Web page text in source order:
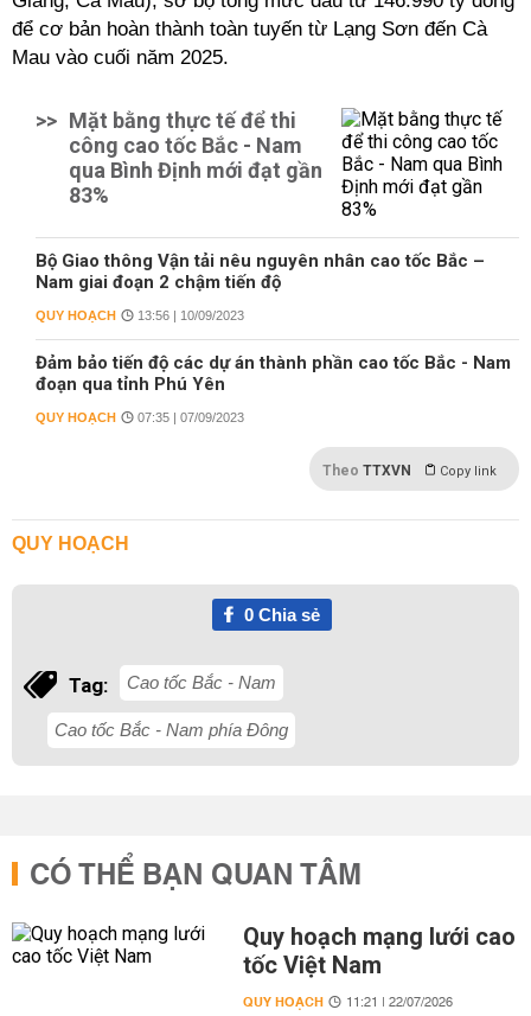
để cơ bản hoàn thành toàn tuyến từ Lạng Sơn đến Cà
Mau vào cuối năm 2025.
>> Mặt bằng thực tế để thi
công cao tốc Bắc - Nam
qua Bình Định mới đạt gần
83%
Bộ Giao thông Vận tải nêu nguyên nhân cao tốc Bắc –
Nam giai đoạn 2 chậm tiến độ
QUY HOẠCH 13:56 | 10/09/2023
Đảm bảo tiến độ các dự án thành phần cao tốc Bắc - Nam
đoạn qua tỉnh Phú Yên
QUY HOẠCH 07:35 | 07/09/2023
Theo TTXVN Copy link
QUY HOẠCH
0Chia sẻ
Tag: Cao tốc Bắc - Nam
Cao tốc Bắc - Nam phía Đông
CÓ THỂ BẠN QUAN TÂM
Quy hoạch mạng lưới cao
tốc Việt Nam
QUY HOẠCH 11:21 | 22/07/2026